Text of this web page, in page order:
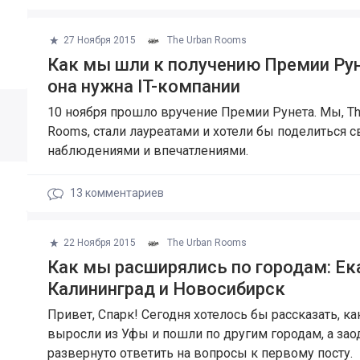
27 Ноября 2015 The Urban Rooms
Как мы шли к получению Премии
она нужна IT-компании
10 ноября прошло вручение Премии Рунета. Мы,
Rooms, стали лауреатами и хотели бы поделиться
наблюдениями и впечатлениями.
13 комментариев
22 Ноября 2015 The Urban Rooms
​Как мы расширялись по городам:
Калининград и Новосибирск
Привет, Спарк! Сегодня хотелось бы рассказать,
выросли из Уфы и пошли по другим городам, а
развернуто ответить на вопросы к первому посту.